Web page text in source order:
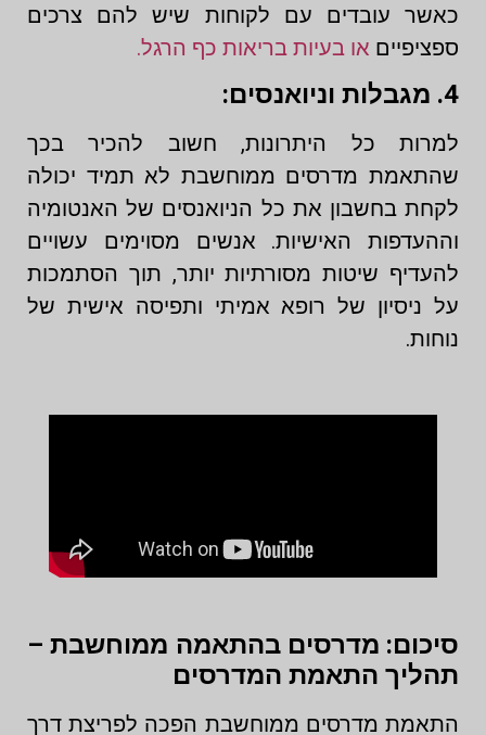
כאשר עובדים עם לקוחות שיש להם צרכים
ספציפיים או בעיות בריאות כף הרגל.
4. מגבלות וניואנסים:
למרות כל היתרונות, חשוב להכיר בכך
שהתאמת מדרסים ממוחשבת לא תמיד יכולה
לקחת בחשבון את כל הניואנסים של האנטומיה
וההעדפות האישיות. אנשים מסוימים עשויים
להעדיף שיטות מסורתיות יותר, תוך הסתמכות
על ניסיון של רופא אמיתי ותפיסה אישית של
נוחות.
סיכום: מדרסים בהתאמה ממוחשבת –
תהליך התאמת המדרסים
התאמת מדרסים ממוחשבת הפכה לפריצת דרך